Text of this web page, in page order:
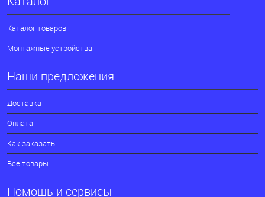
Каталог товаров
Монтажные устройства
Наши предложения
Доставка
Оплата
Как заказать
Все товары
Помощь и сервисы